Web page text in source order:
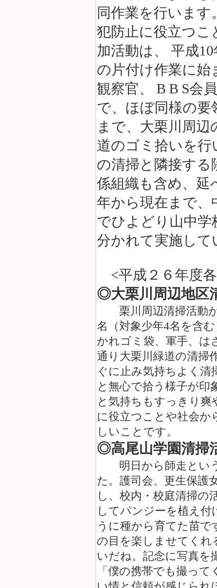
同作業を行いま
犯防止に役立つ
加活動は、 平成
の片付け作業に始
観察官、 B B S会
で、ほぼ同様の要
まで、大栗川周
道のゴミ拾いを行
の清掃と隣接する
係組織も含め、延
年から現在まで、
でひよどり山中学
分かれて実施して
<平成２６年度
◎大栗川周辺地区
栗川周辺清掃活動が
名（対象少年4名を含
かれゴミ袋、軍手、は
通り大栗川緑道の清
ぐに止み気持ちよく
と無心で拾う様子が
と気持ちもすっきり
に役立つことや社会か
しいことです。
◎高尾山学園清掃
明日から師走という
た。護司会、更生保護
し、校内・校庭清掃の
してパンジーを植え
うに種から育てた苗
の目を楽しませてくれ
いだね。記念に写真を
「僕の携帯でも撮っ